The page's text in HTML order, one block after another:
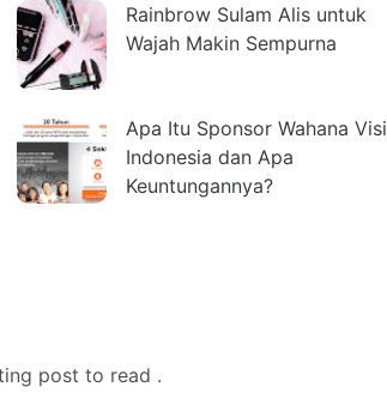
Rainbrow Sulam Alis untuk
Wajah Makin Sempurna
Apa Itu Sponsor Wahana Visi
Indonesia dan Apa
Keuntungannya?
post to read .